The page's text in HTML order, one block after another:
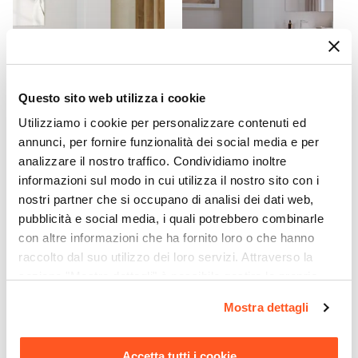
Questo sito web utilizza i cookie
Utilizziamo i cookie per personalizzare contenuti ed
annunci, per fornire funzionalità dei social media e per
analizzare il nostro traffico. Condividiamo inoltre
informazioni sul modo in cui utilizza il nostro sito con i
nostri partner che si occupano di analisi dei dati web,
pubblicità e social media, i quali potrebbero combinarle
con altre informazioni che ha fornito loro o che hanno
raccolto dal suo utilizzo dei loro servizi. Attraverso la
momento. Per maggiori informazioni si invita a leggere la
Mostra dettagli
Incluso
Colore
Lavorazione cannettata|Struttura posteriore
aperta
Caratteristiche Lavabo
Lavabo
Incluso
Tipologia Lavabo
Integrato
Materiale Lavabo
Colonna bagno sospesa
100h cm cannettata bianco
opaco
€ 132,00
Colonna bagno sospesa 30 x
150 h cm cannettato con
anta reversibile bianco
opaco
€ 169,01